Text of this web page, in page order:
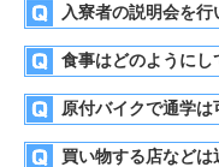
入寮者の説明会を行
食事はどのようにし
原付バイクで通学は
買い物する店などは